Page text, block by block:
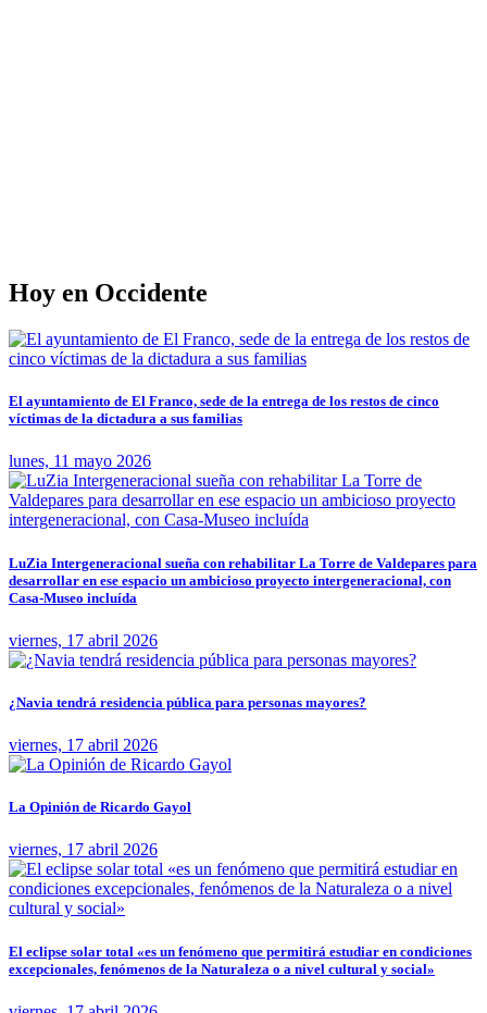
Hoy en Occidente
El ayuntamiento de El Franco, sede de la entrega de los restos de cinco
víctimas de la dictadura a sus familias
lunes, 11 mayo 2026
LuZia Intergeneracional sueña con rehabilitar La Torre de Valdepares para
desarrollar en ese espacio un ambicioso proyecto intergeneracional, con
Casa-Museo incluída
viernes, 17 abril 2026
¿Navia tendrá residencia pública para personas mayores?
viernes, 17 abril 2026
La Opinión de Ricardo Gayol
viernes, 17 abril 2026
El eclipse solar total «es un fenómeno que permitirá estudiar en condiciones
excepcionales, fenómenos de la Naturaleza o a nivel cultural y social»